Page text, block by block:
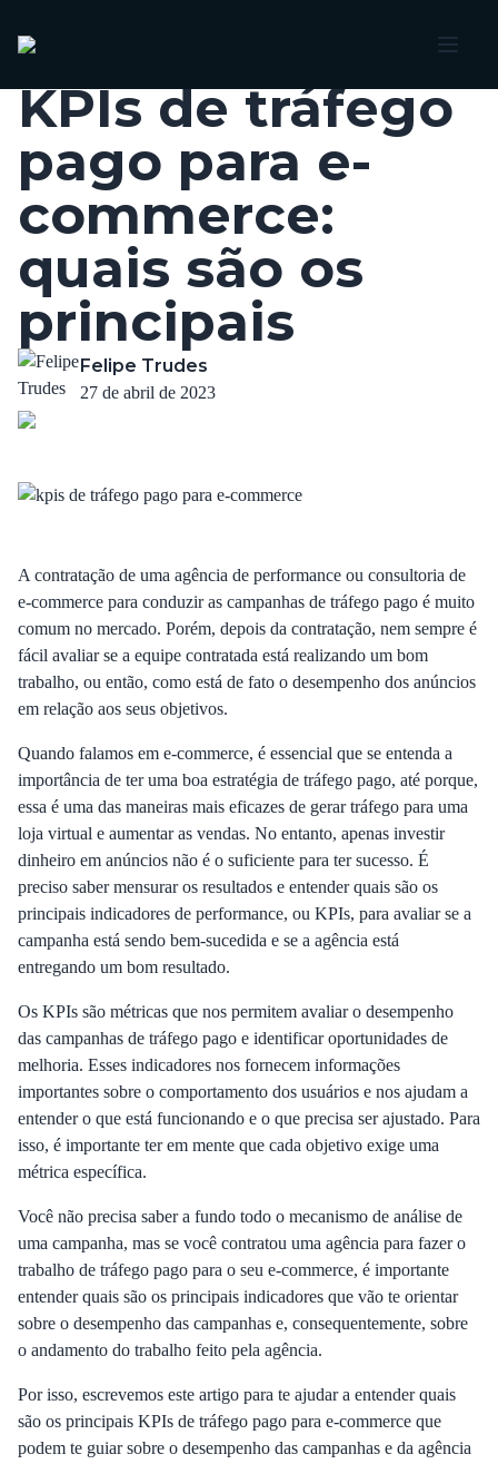
KPIs de tráfego
pago para e-
commerce:
quais são os
principais
Felipe Trudes
27 de abril de 2023
A contratação de uma agência de performance ou consultoria de
e-commerce para conduzir as campanhas de tráfego pago é muito
comum no mercado. Porém, depois da contratação, nem sempre é
fácil avaliar se a equipe contratada está realizando um bom
trabalho, ou então, como está de fato o desempenho dos anúncios
em relação aos seus objetivos.
Quando falamos em e-commerce, é essencial que se entenda a
importância de ter uma boa estratégia de tráfego pago, até porque,
essa é uma das maneiras mais eficazes de gerar tráfego para uma
loja virtual e aumentar as vendas. No entanto, apenas investir
dinheiro em anúncios não é o suficiente para ter sucesso. É
preciso saber mensurar os resultados e entender quais são os
principais indicadores de performance, ou KPIs, para avaliar se a
campanha está sendo bem-sucedida e se a agência está
entregando um bom resultado.
Os KPIs são métricas que nos permitem avaliar o desempenho
das campanhas de tráfego pago e identificar oportunidades de
melhoria. Esses indicadores nos fornecem informações
importantes sobre o comportamento dos usuários e nos ajudam a
entender o que está funcionando e o que precisa ser ajustado. Para
isso, é importante ter em mente que cada objetivo exige uma
métrica específica.
Você não precisa saber a fundo todo o mecanismo de análise de
uma campanha, mas se você contratou uma agência para fazer o
trabalho de tráfego pago para o seu e-commerce, é importante
entender quais são os principais indicadores que vão te orientar
sobre o desempenho das campanhas e, consequentemente, sobre
o andamento do trabalho feito pela agência.
Por isso, escrevemos este artigo para te ajudar a entender quais
são os principais KPIs de tráfego pago para e-commerce que
podem te guiar sobre o desempenho das campanhas e da agência